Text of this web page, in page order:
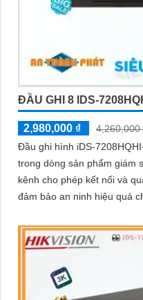
ĐẦU GHI 8 IDS-
2,980,000 ₫
4,260,000
Đầu ghi hình iDS-
trong dòng sản phẩm giám
kênh cho phép kết nối và
đảm bảo an ninh hiệu quả
dàng nhận diện các đối
7208HQHI-M1/XT của iDS
4K, chất lượng hình ảnh sắc